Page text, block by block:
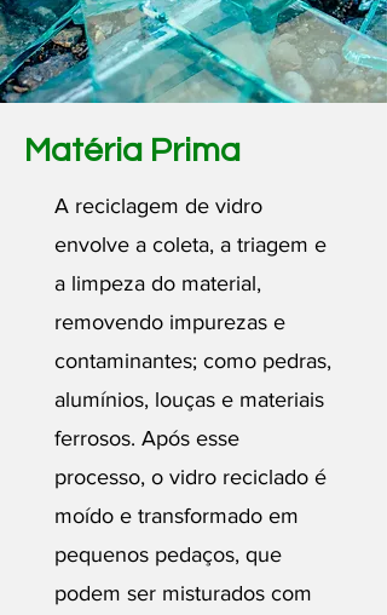
Matéria Prima
A reciclagem de vidro
envolve a coleta, a triagem e
a limpeza do material,
removendo impurezas e
contaminantes; como pedras,
alumínios, louças e materiais
ferrosos. Após esse
processo, o vidro reciclado é
moído e transformado em
pequenos pedaços, que
podem ser misturados com